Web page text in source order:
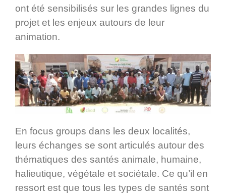
ont été sensibilisés sur les grandes lignes du
projet et les enjeux autours de leur
animation.
En focus groups dans les deux localités,
leurs échanges se sont articulés autour des
thématiques des santés animale, humaine,
halieutique, végétale et sociétale. Ce qu’il en
ressort est que tous les types de santés sont